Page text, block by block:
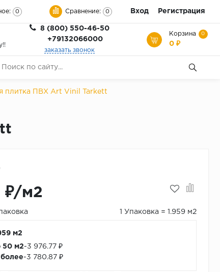
0 Сравнение: 0 Вход Регистрация
8 (800) 550-46-50
+79132066000
заказать звонок
Корзина 0
0 ₽
плитка ПВХ Art Vinil Tarkett
₽/м2
1 Упаковка = 1.959 м2
м2
50 м2-3 976.77 ₽
более-3 780.87 ₽